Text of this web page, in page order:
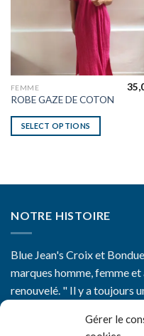
Gérer le
FEMME
ROBE GAZE DE COTON
SELECT OPTIONS
NOTRE HISTOIRE
Blue Jean's Croix et
marques homme, femme
renouvelé. " Il y a toujours